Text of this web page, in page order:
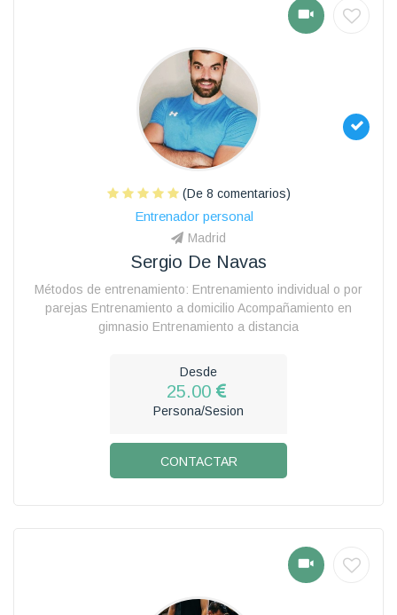
(De 8 comentarios)
Entrenador personal
Madrid
Sergio De Navas
Métodos de entrenamiento: Entrenamiento individual o por
parejas Entrenamiento a domicilio Acompañamiento en
gimnasio Entrenamiento a distancia
Desde
25.00
Persona/Sesion
CONTACTAR